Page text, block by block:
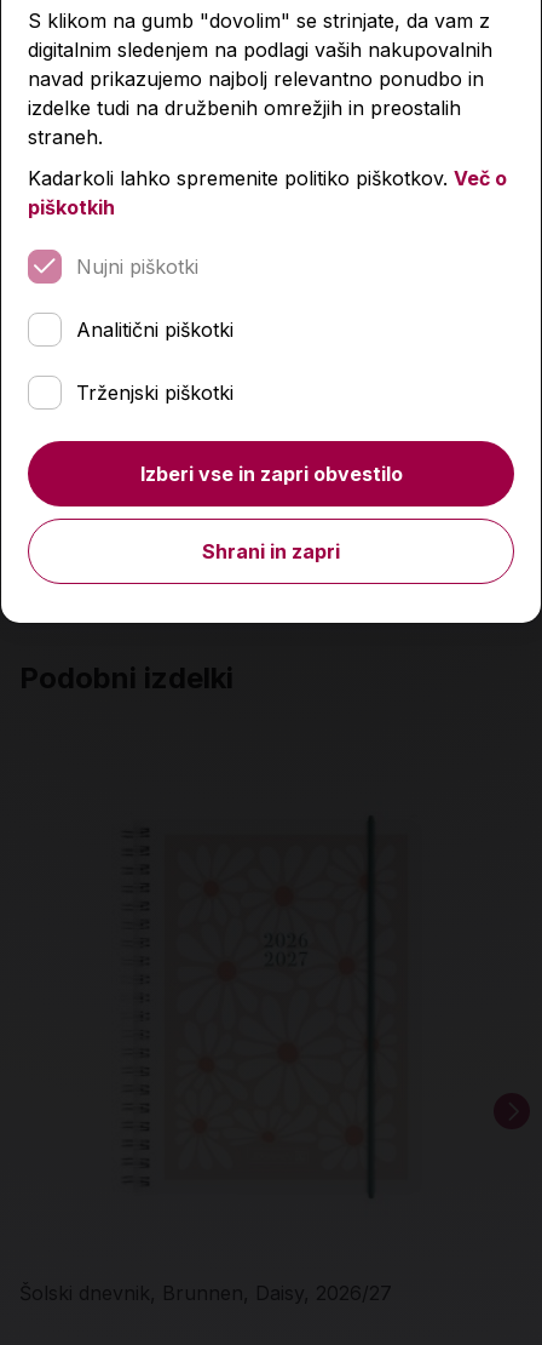
Polna peresnica, Street, Magic
14,99 €
Izdelka trenutno ni na zalogi.Preverite zalogo v
Podobni izdelki
Šolski dnevnik, Brunnen, Daisy, 2026/27
S klikom na gumb "dovolim" se strinjate, da vam z
digitalnim sledenjem na podlagi vaših nakupovalnih
navad prikazujemo najbolj relevantno ponudbo in
izdelke tudi na družbenih omrežjih in preostalih
straneh.
Kadarkoli lahko spremenite politiko piškotkov. Več o
piškotkih
Nujni piškotki
Analitični piškotki
Trženjski piškotki
Izberi vse in zapri obvestilo
Shrani in zapri